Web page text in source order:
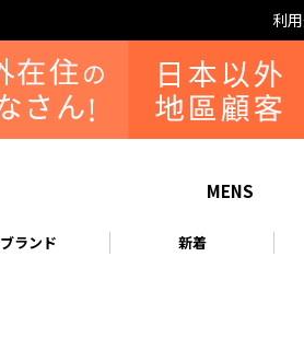
MENS
ブランド 新着